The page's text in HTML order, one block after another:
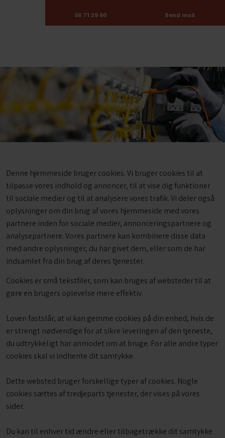
56 71 29 60​ Send mail
Denne hjemmeside bruger cookies. Vi bruger cookies til at
tilpasse vores indhold og annoncer, til at vise dig funktioner
til sociale medier og til at analysere vores trafik. Vi deler også
oplysninger om din brug af vores hjemmeside med vores
partnere inden for sociale medier, annonceringspartnere og
analysepartnere. Vores partnere kan kombinere disse data
med andre oplysninger, du har givet dem, eller som de har
indsamlet fra din brug af deres tjenester.
Cookies er små tekstfiler, som kan bruges af websteder til at
gøre en brugers oplevelse mere effektiv.
Loven fastslår, at vi kan gemme cookies på din enhed, hvis de
er strengt nødvendige for at sikre leveringen af den tjeneste,
du udtrykkeligt har anmodet om at bruge. For alle andre typer
cookies skal vi indhente dit samtykke.
Dette websted bruger forskellige typer af cookies. Nogle
cookies sættes af tredjeparts tjenester, der vises på vores
sider.
Du kan til enhver tid ændre eller tilbagetrække dit samtykke